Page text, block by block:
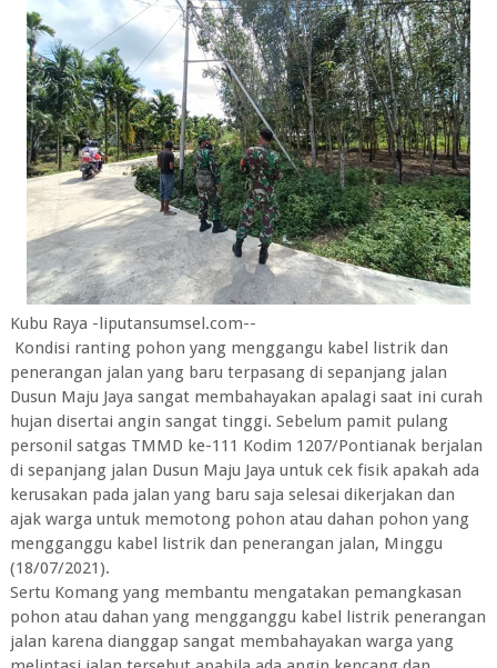
Kubu Raya -liputansumsel.com--
Kondisi ranting pohon yang menggangu kabel listrik dan
penerangan jalan yang baru terpasang di sepanjang jalan
Dusun Maju Jaya sangat membahayakan apalagi saat ini curah
hujan disertai angin sangat tinggi. Sebelum pamit pulang
personil satgas TMMD ke-111 Kodim 1207/Pontianak berjalan
di sepanjang jalan Dusun Maju Jaya untuk cek fisik apakah ada
kerusakan pada jalan yang baru saja selesai dikerjakan dan
ajak warga untuk memotong pohon atau dahan pohon yang
mengganggu kabel listrik dan penerangan jalan, Minggu
(18/07/2021).
Sertu Komang yang membantu mengatakan pemangkasan
pohon atau dahan yang mengganggu kabel listrik penerangan
jalan karena dianggap sangat membahayakan warga yang